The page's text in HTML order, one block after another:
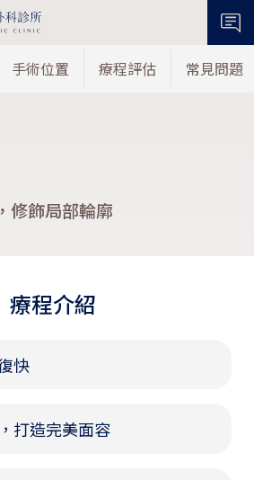
手術位置 療程評估 常見問題
修飾局部輪廓
療程介紹
快
打造完美面容